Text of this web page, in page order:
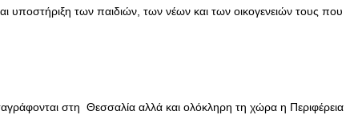
υποστήριξη των παιδιών, των νέων και των οικογενειών τους που
στη Θεσσαλία αλλά και ολόκληρη τη χώρα η Περιφέρεια